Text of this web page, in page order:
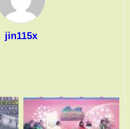
jin115x